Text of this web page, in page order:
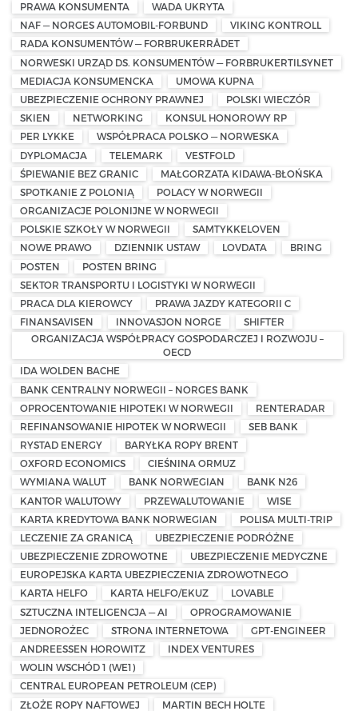
PRAWA KONSUMENTA
WADA UKRYTA
NAF — NORGES AUTOMOBIL-FORBUND
VIKING KONTROLL
RADA KONSUMENTÓW — FORBRUKERRÅDET
NORWESKI URZĄD DS. KONSUMENTÓW — FORBRUKERTILSYNET
MEDIACJA KONSUMENCKA
UMOWA KUPNA
UBEZPIECZENIE OCHRONY PRAWNEJ
POLSKI WIECZÓR
SKIEN
NETWORKING
KONSUL HONOROWY RP
PER LYKKE
WSPÓŁPRACA POLSKO — NORWESKA
DYPLOMACJA
TELEMARK
VESTFOLD
ŚPIEWANIE BEZ GRANIC
MAŁGORZATA KIDAWA-BŁOŃSKA
SPOTKANIE Z POLONIĄ
POLACY W NORWEGII
ORGANIZACJE POLONIJNE W NORWEGII
POLSKIE SZKOŁY W NORWEGII
SAMTYKKELOVEN
NOWE PRAWO
DZIENNIK USTAW LOVDATA
BRING
POSTEN
POSTEN BRING
SEKTOR TRANSPORTU I LOGISTYKI W NORWEGII
PRACA DLA KIEROWCY
PRAWA JAZDY KATEGORII C
FINANSAVISEN
INNOVASJON NORGE
SHIFTER
ORGANIZACJA WSPÓŁPRACY GOSPODARCZEJ I ROZWOJU –
OECD
IDA WOLDEN BACHE
BANK CENTRALNY NORWEGII – NORGES BANK
OPROCENTOWANIE HIPOTEKI W NORWEGII
RENTERADAR
REFINANSOWANIE HIPOTEK W NORWEGII
SEB BANK
RYSTAD ENERGY
BARYŁKA ROPY BRENT
OXFORD ECONOMICS
CIEŚNINA ORMUZ
WYMIANA WALUT
BANK NORWEGIAN
BANK N26
KANTOR WALUTOWY
PRZEWALUTOWANIE
WISE
KARTA KREDYTOWA BANK NORWEGIAN
POLISA MULTI-TRIP
LECZENIE ZA GRANICĄ
UBEZPIECZENIE PODRÓŻNE
UBEZPIECZENIE ZDROWOTNE
UBEZPIECZENIE MEDYCZNE
EUROPEJSKA KARTA UBEZPIECZENIA ZDROWOTNEGO
KARTA HELFO
KARTA HELFO/EKUZ
LOVABLE
SZTUCZNA INTELIGENCJA — AI
OPROGRAMOWANIE
JEDNOROŻEC
STRONA INTERNETOWA
GPT-ENGINEER
ANDREESSEN HOROWITZ
INDEX VENTURES
WOLIN WSCHÓD 1 (WE1)
CENTRAL EUROPEAN PETROLEUM (CEP)
ZŁOŻE ROPY NAFTOWEJ
MARTIN BECH HOLTE